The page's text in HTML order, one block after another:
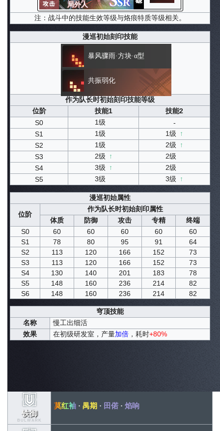
局外人
注：战斗中的技能生效等级与烙痕特质等级相关。
漫巡初始刻印技能
暴风骤雨·方块·α型
共振弱化
作为队长时初始刻印技能等级
位阶
技能1
技能2
S0
1级
-
S1
1级 1级
↑
S2
1级 2级
↑
S3
2级 ↑
2级
S4
3级 ↑
2级
S5
3级 3级 ↑
漫巡初始属性
位阶
作为队长时初始刻印属性
体质
防御 攻击 专精
终端
S0
60 60 60 60
60
S1
78 80 95 91
64
S2
113 120 166 152
73
S3
113 120 166 152
73
S4
130 140 201 183
78
S5
148 160 236 214
82
S6
148 160 236 214 82
穹顶技能
名称
慢工出细活
效果
在初级研发室，产量加倍，耗时+80%
铁御
BULWARK
莫红袖 · 禺期 · 田偌 · 焰响